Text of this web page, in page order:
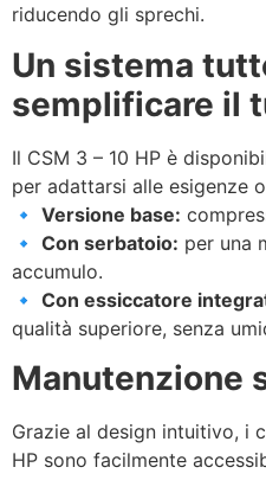
riducendo gli sprechi.
Un sistema
semplificare il
Il CSM 3 – 10 HP è
per adattarsi alle esigenze
🔹 Versione base:
🔹 Con serbatoio: per una
accumulo.
🔹 Con essiccatore
qualità superiore, senza
Manutenzione
Grazie al design intuitivo, i
HP sono facilmente